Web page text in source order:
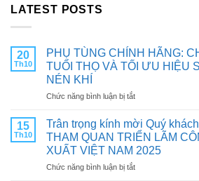
LATEST POSTS
20
Th10
PHỤ TÙNG CHÍNH HÃNG:
TUỔI THỌ VÀ TỐI ƯU HIỆU
NÉN KHÍ
Chức năng bình luận bị tắtở
TÙNG
CHÍNH
HÃNG:
CHÌA
KHÓA
15
Th10
Trân trọng kính mời Quý
THAM QUAN TRIỂN LÃM
XUẤT VIỆT NAM 2025
Chức năng bình luận bị tắtở